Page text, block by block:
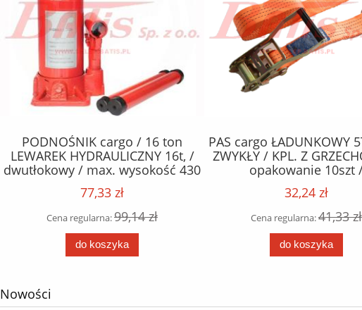
PODNOŚNIK cargo / 16 ton
LEWAREK HYDRAULICZNY 16t, /
dwutłokowy / max. wysokość 430
mm / opakowanie 2 szt. /
77,33 zł
Cena regularna:99,14 zł
do koszyka
PAS cargo ŁADUNKOWY
ZWYKŁY / KPL. Z
opakowanie 10szt
32,24 zł
Cena regularna:41,33 zł
do koszyka
Nowości